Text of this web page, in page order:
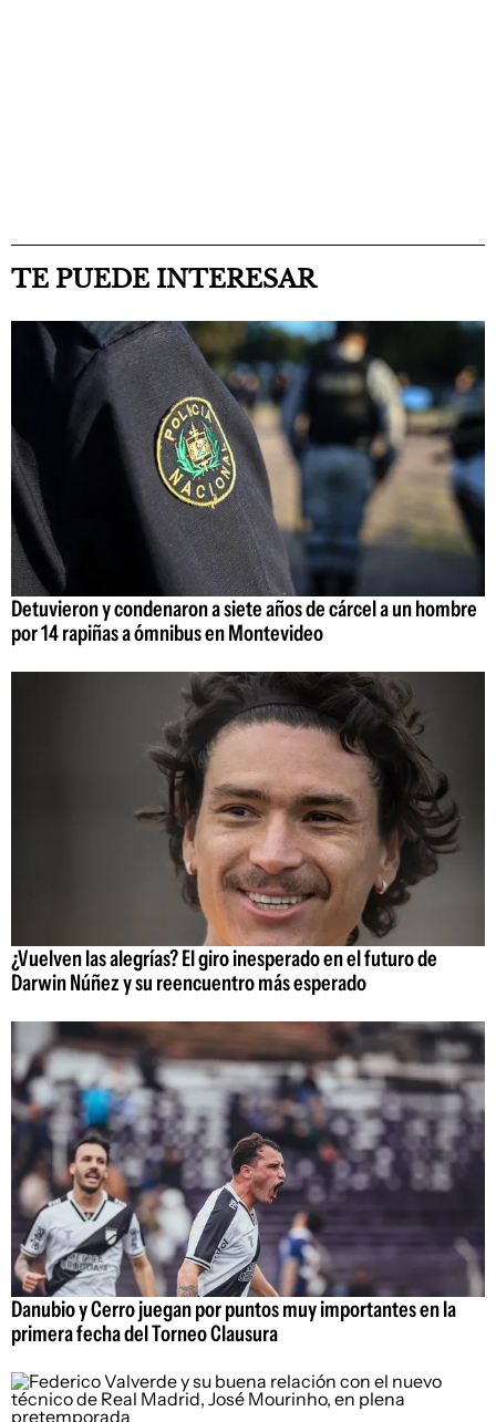
TE PUEDE INTERESAR
Detuvieron y condenaron a siete años de cárcel a un hombre
por 14 rapiñas a ómnibus en Montevideo
¿Vuelven las alegrías? El giro inesperado en el futuro de
Darwin Núñez y su reencuentro más esperado
Danubio y Cerro juegan por puntos muy importantes en la
primera fecha del Torneo Clausura